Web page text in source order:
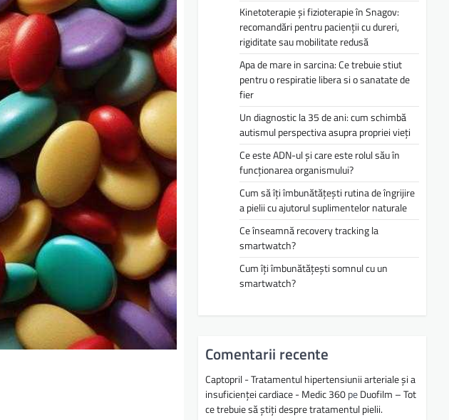
Kinetoterapie și fizioterapie în Snagov:
recomandări pentru pacienții cu dureri,
rigiditate sau mobilitate redusă
Apa de mare in sarcina: Ce trebuie stiut
pentru o respiratie libera si o sanatate de
fier
Un diagnostic la 35 de ani: cum schimbă
autismul perspectiva asupra propriei vieți
Ce este ADN-ul și care este rolul său în
funcționarea organismului?
Cum să îți îmbunătățești rutina de îngrijire
a pielii cu ajutorul suplimentelor naturale
Ce înseamnă recovery tracking la
smartwatch?
Cum îți îmbunătățești somnul cu un
smartwatch?
Comentarii recente
Captopril - Tratamentul hipertensiunii arteriale și a
insuficienței cardiace - Medic 360peDuofilm – Tot
ce trebuie să știți despre tratamentul pielii.